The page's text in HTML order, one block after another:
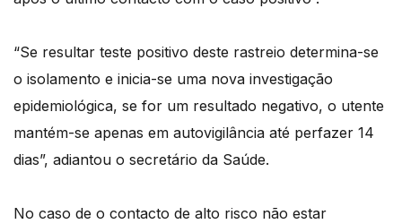
“Se resultar teste positivo deste rastreio determina-se
o isolamento e inicia-se uma nova investigação
epidemiológica, se for um resultado negativo, o utente
mantém-se apenas em autovigilância até perfazer 14
dias”, adiantou o secretário da Saúde.
No caso de o contacto de alto risco não estar